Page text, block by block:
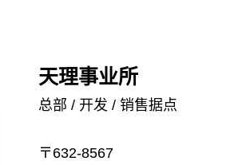
天理事业所
总部 / 开发 / 销售据点
〒632-8567